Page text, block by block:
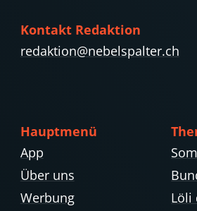
Kontakt Redaktion
redaktion@nebelspalter.ch
Hauptmenü
App
Über uns
Werbung
Löli